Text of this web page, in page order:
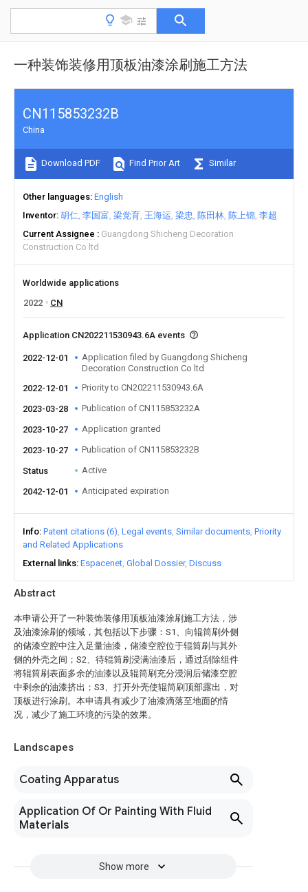
一种装饰装修用顶板油漆涂刷施工方法
Abstract
本申请公开了一种装饰装修用顶板油漆涂刷施工方法，涉
及油漆涂刷的领域，其包括以下步骤：S1、向辊筒刷外侧
的储漆空腔中注入足量油漆，储漆空腔位于辊筒刷与其外
侧的外壳之间；S2、待辊筒刷浸满油漆后，通过刮除组件
将辊筒刷表面多余的油漆以及辊筒刷充分浸润后储漆空腔
中剩余的油漆挤出；S3、打开外壳使辊筒刷顶部露出，对
顶板进行涂刷。本申请具有减少了油漆滴落至地面的情
况，减少了施工环境的污染的效果。
Landscapes
Coating Apparatus
Application Of Or Painting With Fluid
Materials
Show more
CN115853232B
China
Download PDF Find Prior Art Similar
Other languages English
Inventor 胡仁 李国富 梁党育 王海运 梁忠 陈田林 陈上锦 李超
Current Assignee
Guangdong Shicheng Decoration
Construction Co ltd
Worldwide applications
2022
CN
Application CN202211530943.6A events
2022-12-01
Application filed by Guangdong Shicheng
Decoration Construction Co ltd
2022-12-01
Priority to CN202211530943.6A
2023-03-28 Publication of CN115853232A
2023-10-27 Application granted
2023-10-27 Publication of CN115853232B
Status Active
2042-12-01 Anticipated expiration
Info Patent citations (6) Legal events Similar documents Priority
and Related Applications
External links Espacenet Global Dossier Discuss